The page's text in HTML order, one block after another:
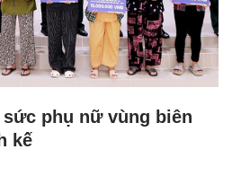
sức phụ nữ vùng biên
kế